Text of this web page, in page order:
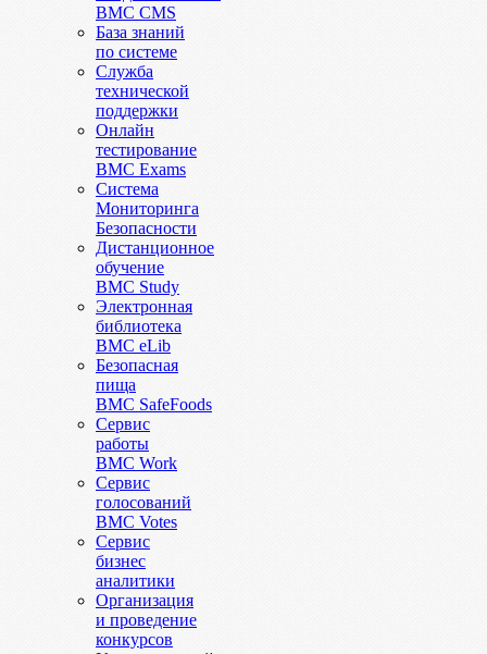
BMC CMS
База знаний
по системе
Служба
технической
поддержки
Онлайн
тестирование
BMC Exams
Система
Мониторинга
Безопасности
Дистанционное
обучение
BMC Study
Электронная
библиотека
BMC eLib
Безопасная
пища
BMC SafeFoods
Сервис
работы
BMC Work
Сервис
голосований
BMC Votes
Сервис
бизнес
аналитики
Организация
и проведение
конкурсов